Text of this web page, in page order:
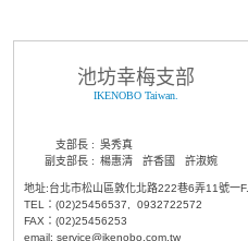
池坊幸梅支部
IKENOBO Taiwan.
支部長 : 吳秀真
副支部長 : 楊惠清 許香國 許淑婉
地址:台北市松山區敦化北路222巷6弄11號一F.
TEL：(02)25456537, 0932722572
FAX：(02)25456253
email: service@ikenobo.com.tw